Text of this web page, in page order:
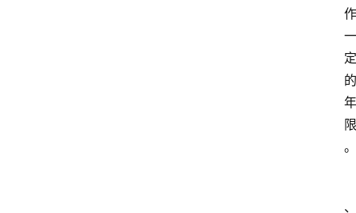
作
一
定
的
年
限
。
、